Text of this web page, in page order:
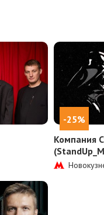
-25%
Компания